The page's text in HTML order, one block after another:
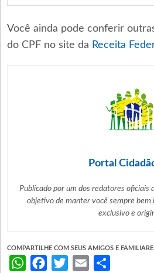
Você ainda pode conferir
do CPF no site da Receita
Portal
Publicado por um dos redatores oficiais
objetivo de manter você sempre bem
exclusivo e
COMPARTILHE COM SEUS AMIGOS E
WhatsAppFacebookTwitterEmail